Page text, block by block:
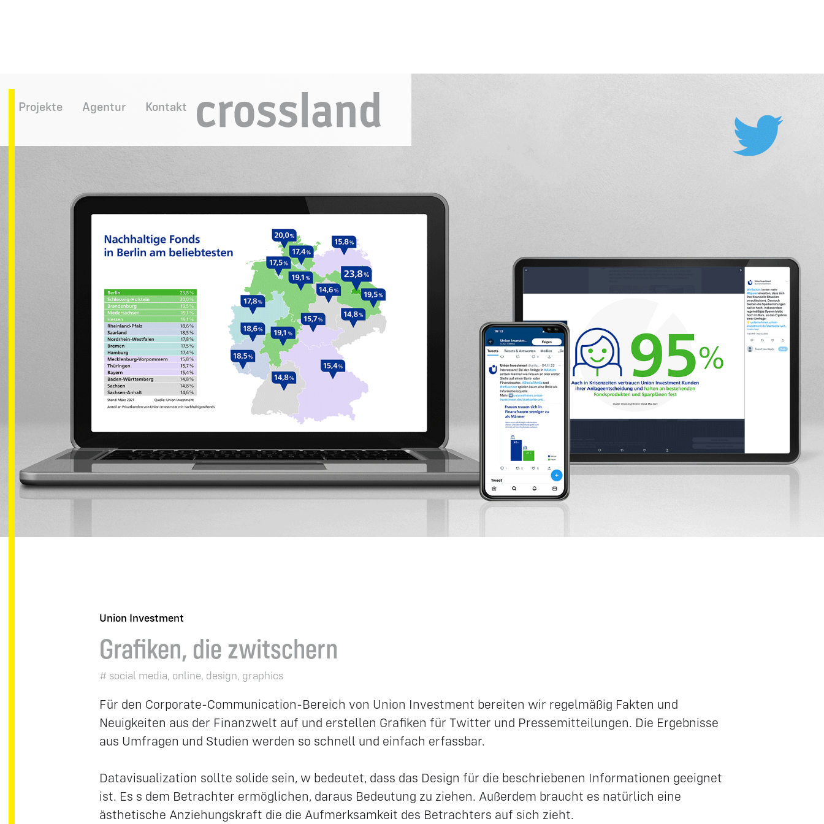
Projekte Agentur Kontakt
Union Investment
Grafiken, die zwitschern
# social media, online, design, graphics
Für den Corporate-Communication-Bereich von Union Investment bereiten wir regelmäßig Fakten und
Neuigkeiten aus der Finanzwelt auf und erstellen Grafiken für Twitter und Pressemitteilungen. Die Ergebnisse
aus Umfragen und Studien werden so schnell und einfach erfassbar.
Datavisualization sollte solide sein, w bedeutet, dass das Design für die beschriebenen Informationen geeignet
ist. Es s dem Betrachter ermöglichen, daraus Bedeutung zu ziehen. Außerdem braucht es natürlich eine
ästhetische Anziehungskraft die die Aufmerksamkeit des Betrachters auf sich zieht.